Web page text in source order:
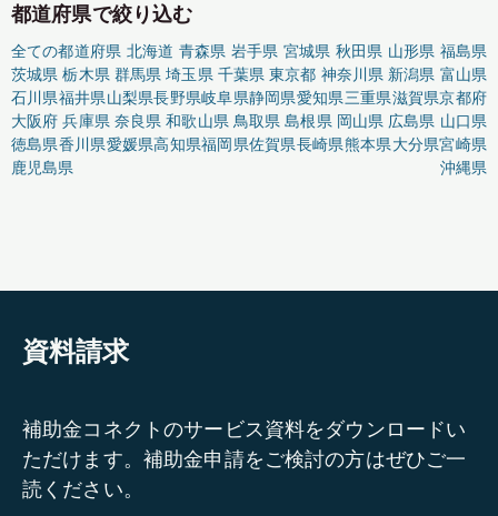
都道府県で絞り込む
全ての都道府県 北海道 青森県 岩手県 宮城県 秋田県 山形県 福島県
茨城県 栃木県 群馬県 埼玉県 千葉県 東京都 神奈川県 新潟県 富山県
石川県福井県山梨県長野県岐阜県静岡県愛知県三重県滋賀県京都府
大阪府 兵庫県 奈良県 和歌山県 鳥取県 島根県 岡山県 広島県 山口県
徳島県香川県愛媛県高知県福岡県佐賀県長崎県熊本県大分県宮崎県
鹿児島県
沖縄県
資料請求
補助金コネクトのサービス資料をダウンロードい
ただけます。補助金申請をご検討の方はぜひご一
読ください。